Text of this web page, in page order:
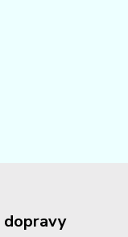
dopravy